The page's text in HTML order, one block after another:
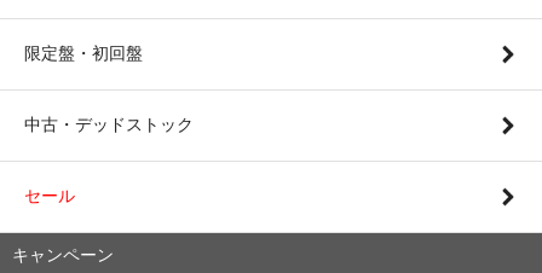
限定盤・初回盤
中古・デッドストック
セール
キャンペーン